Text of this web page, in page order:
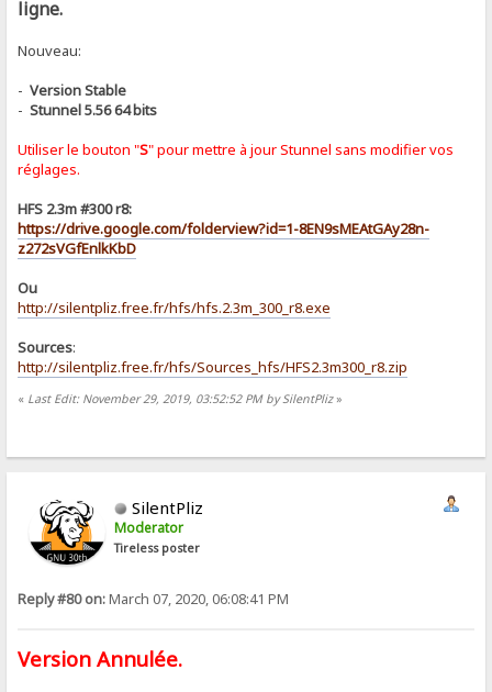
ligne.
Nouveau:
-Version Stable
-Stunnel 5.56 64 bits
Utiliser le bouton "S" pour mettre à jour Stunnel sans modifier vos
réglages.
HFS 2.3m #300 r8:
https://drive.google.com/folderview?id=1-8EN9sMEAtGAy28n-
z272sVGfEnlkKbD
Ou
http://silentpliz.free.fr/hfs/hfs.2.3m_300_r8.exe
Sources:
http://silentpliz.free.fr/hfs/Sources_hfs/HFS2.3m300_r8.zip
« Last Edit: November 29, 2019, 03:52:52 PM by SilentPliz»
SilentPliz
Moderator
Tireless poster
Reply #80 on:March 07, 2020, 06:08:41 PM
Version Annulée.